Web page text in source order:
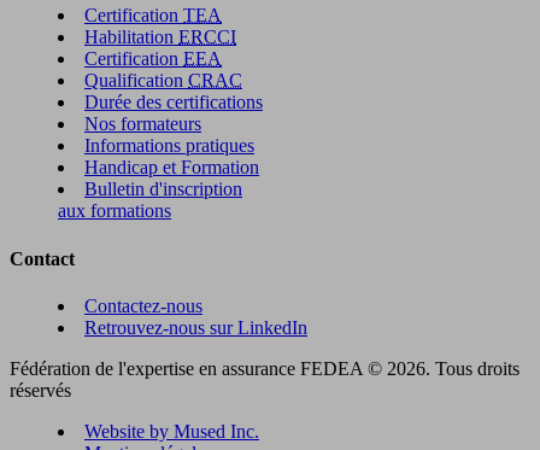
Certification TEA
Habilitation ERCCI
Certification EEA
Qualification CRAC
Durée des certifications
Nos formateurs
Informations pratiques
Handicap et Formation
Bulletin d'inscription
aux formations
Contact
Contactez-nous
Retrouvez-nous sur LinkedIn
Fédération de l'expertise en assurance FEDEA © 2026. Tous droits
réservés
Website by Mused Inc.